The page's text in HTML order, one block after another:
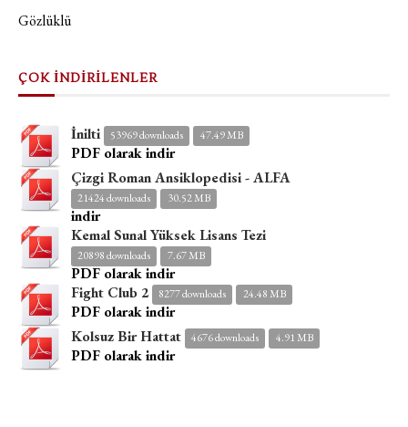
Gözlüklü
ÇOK İNDİRİLENLER
İnilti 53969 downloads 47.49 MB
PDF olarak indir
Çizgi Roman Ansiklopedisi - ALFA
21424 downloads 30.52 MB
indir
Kemal Sunal Yüksek Lisans Tezi
20898 downloads 7.67 MB
PDF olarak indir
Fight Club 2
8277 downloads 24.48 MB
PDF olarak indir
Kolsuz Bir Hattat
4676 downloads 4.91 MB
PDF olarak indir